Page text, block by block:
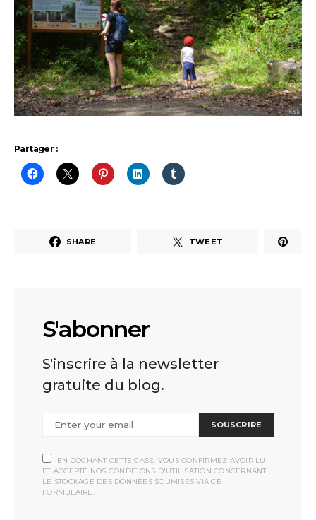
Partager :
SHARE TWEET
S'abonner
S'inscrire à la newsletter
gratuite du blog.
SOUSCRIRE
EN COCHANT CETTE CASE, VOUS CONFIRMEZ AVOIR LU
ET ACCEPTÉ NOS CONDITIONS D'UTILISATION CONCERNANT
LE STOCKAGE DES DONNÉES SOUMISES VIA CE
FORMULAIRE.